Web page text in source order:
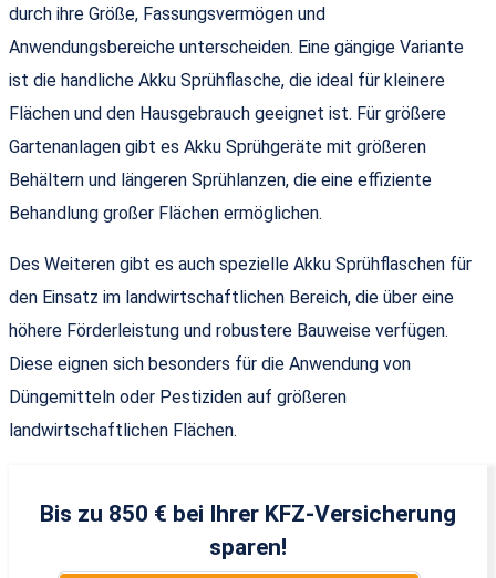
durch ihre Größe, Fassungsvermögen und
Anwendungsbereiche unterscheiden. Eine gängige Variante
ist die handliche Akku Sprühflasche, die ideal für kleinere
Flächen und den Hausgebrauch geeignet ist. Für größere
Gartenanlagen gibt es Akku Sprühgeräte mit größeren
Behältern und längeren Sprühlanzen, die eine effiziente
Behandlung großer Flächen ermöglichen.
Des Weiteren gibt es auch spezielle Akku Sprühflaschen für
den Einsatz im landwirtschaftlichen Bereich, die über eine
höhere Förderleistung und robustere Bauweise verfügen.
Diese eignen sich besonders für die Anwendung von
Düngemitteln oder Pestiziden auf größeren
landwirtschaftlichen Flächen.
Bis zu 850 € bei Ihrer KFZ-Versicherung
sparen!